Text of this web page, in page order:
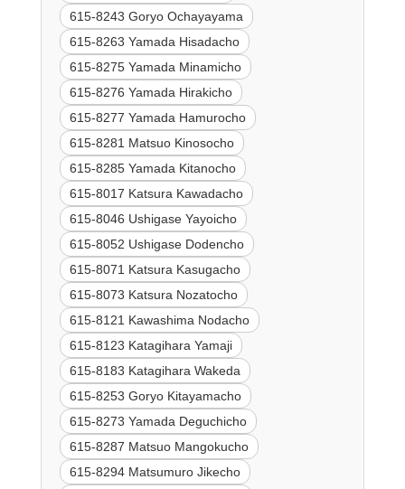
615-8243 Goryo Ochayayama
615-8263 Yamada Hisadacho
615-8275 Yamada Minamicho
615-8276 Yamada Hirakicho
615-8277 Yamada Hamurocho
615-8281 Matsuo Kinosocho
615-8285 Yamada Kitanocho
615-8017 Katsura Kawadacho
615-8046 Ushigase Yayoicho
615-8052 Ushigase Dodencho
615-8071 Katsura Kasugacho
615-8073 Katsura Nozatocho
615-8121 Kawashima Nodacho
615-8123 Katagihara Yamaji
615-8183 Katagihara Wakeda
615-8253 Goryo Kitayamacho
615-8273 Yamada Deguchicho
615-8287 Matsuo Mangokucho
615-8294 Matsumuro Jikecho